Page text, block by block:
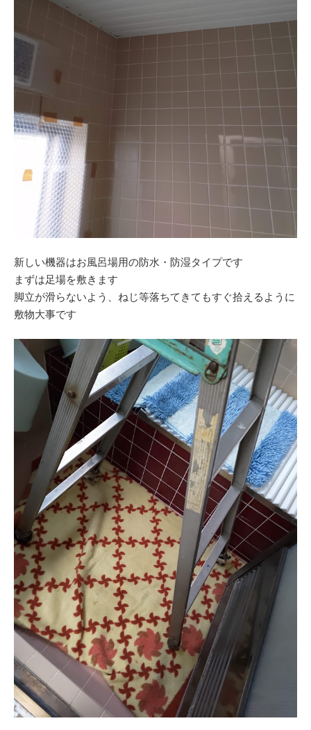
新しい機器はお風呂場用の防水・防湿タイプです
まずは足場を敷きます
脚立が滑らないよう、ねじ等落ちてきてもすぐ拾えるように
敷物大事です